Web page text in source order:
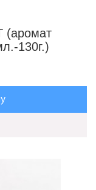
(аромат
130г.)